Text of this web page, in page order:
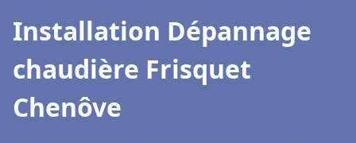
Installation Dépannage
chaudière Frisquet
Chenôve